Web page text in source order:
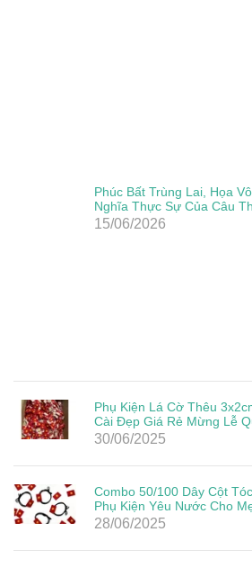
Phúc Bất Trùng Lai, Họa
Nghĩa Thực Sự Của Câu
15/06/2026
Phụ Kiện Lá Cờ Thêu
Cài Đẹp Giá Rẻ Mừng Lễ
30/06/2025
Combo 50/100 Dây Cột
Phụ Kiện Yêu Nước Cho
Khánh 2/9
28/06/2025